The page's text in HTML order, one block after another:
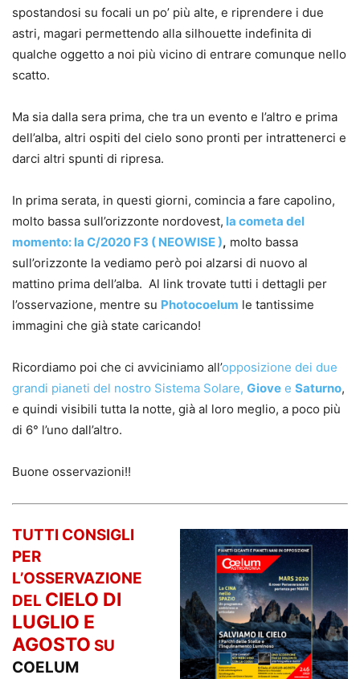
spostandosi su focali un po’ più alte, e riprendere i due
astri, magari permettendo alla silhouette indefinita di
qualche oggetto a noi più vicino di entrare comunque nello
scatto.
Ma sia dalla sera prima, che tra un evento e l’altro e prima
dell’alba, altri ospiti del cielo sono pronti per intrattenerci e
darci altri spunti di ripresa.
In prima serata, in questi giorni, comincia a fare capolino,
molto bassa sull’orizzonte nordovest, la cometa del
momento: la C/2020 F3 ( NEOWISE ), molto bassa
sull’orizzonte la vediamo però poi alzarsi di nuovo al
mattino prima dell’alba. Al link trovate tutti i dettagli per
l’osservazione, mentre su Photocoelum le tantissime
immagini che già state caricando!
Ricordiamo poi che ci avviciniamo all’opposizione dei due
grandi pianeti del nostro Sistema Solare, Giove e Saturno,
e quindi visibili tutta la notte, già al loro meglio, a poco più
di 6° l’uno dall’altro.
Buone osservazioni!!
TUTTI CONSIGLI
PER
L’OSSERVAZIONE
DEL CIELO DI
LUGLIO E
AGOSTO SU
COELUM